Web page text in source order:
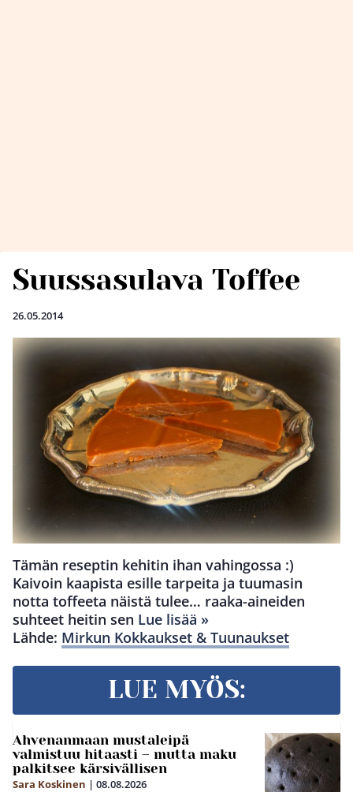
Suussasulava Toffee
26.05.2014
Tämän reseptin kehitin ihan vahingossa :)
Kaivoin kaapista esille tarpeita ja tuumasin
notta toffeeta näistä tulee… raaka-aineiden
suhteet heitin sen Lue lisää »
Lähde: Mirkun Kokkaukset & Tuunaukset
LUE MYÖS:
Ahvenanmaan mustaleipä
valmistuu hitaasti – mutta maku
palkitsee kärsivällisen
Sara Koskinen | 08.08.2026